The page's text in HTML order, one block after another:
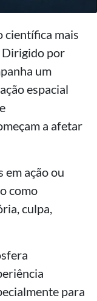
científica mais
Dirigido por
um
espacial
a afetar
ação ou
como
culpa,
para